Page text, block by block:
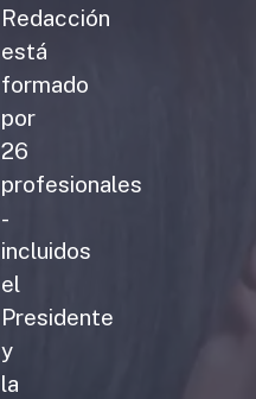
Redacción
está
formado
por
26
profesionales
-
incluidos
el
Presidente
y
la